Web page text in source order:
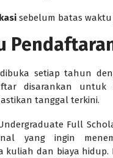
sebelum batas
dibuka setiap tahun
disarankan
tanggal terkini.
Full
yang ingin
kuliah dan biaya